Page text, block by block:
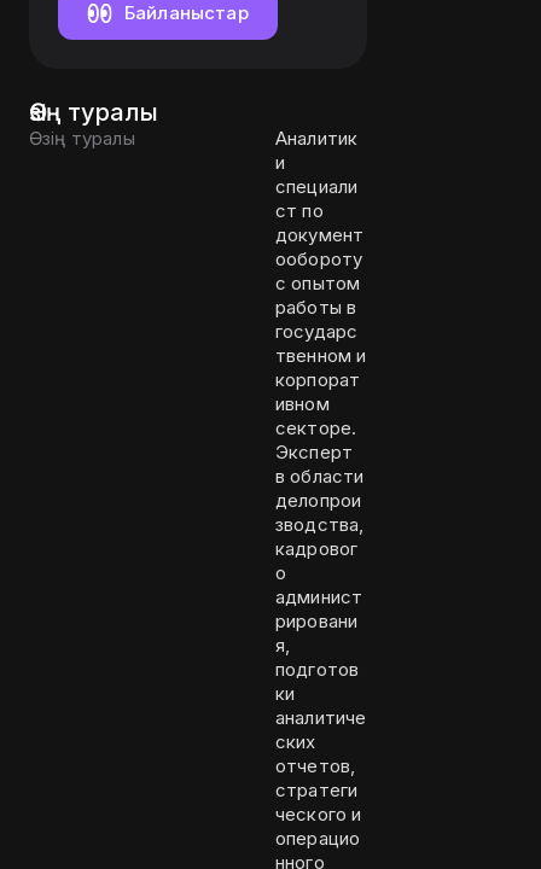
Байланыстар
Өзің туралы
Өзің туралы
Аналитик
и
специали
ст по
документ
ообороту
с опытом
работы в
государс
твенном и
корпорат
ивном
секторе.
Эксперт
в области
делопрои
зводства,
кадровог
о
админист
рировани
я,
подготов
ки
аналитиче
ских
отчетов,
стратеги
ческого и
операцио
нного